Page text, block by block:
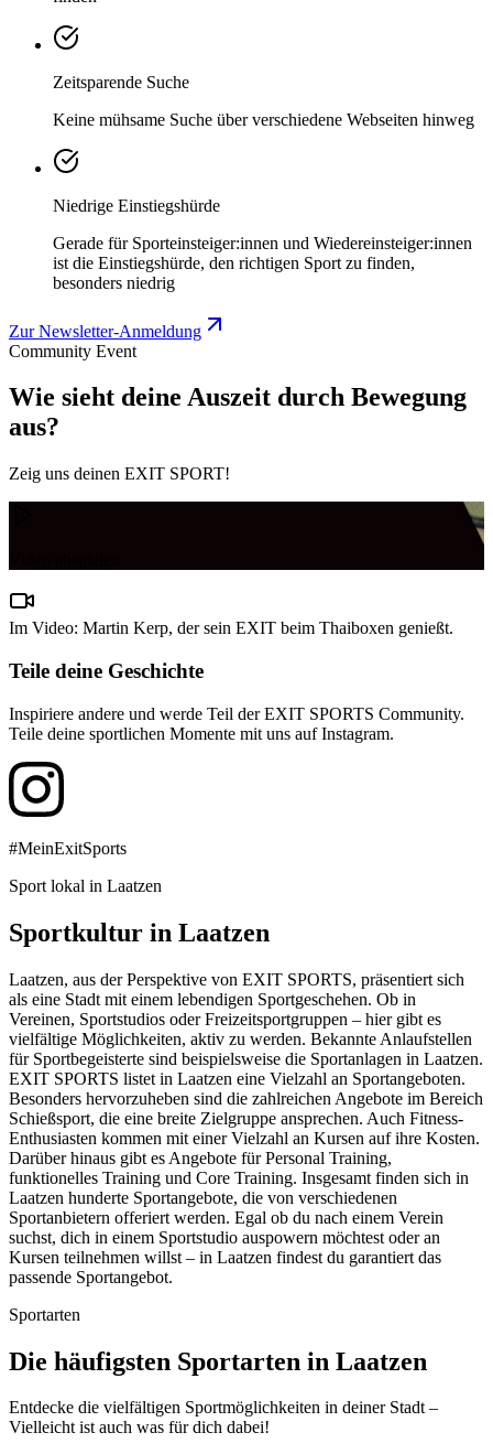
Zeitsparende Suche
Keine mühsame Suche über verschiedene Webseiten hinweg
Niedrige Einstiegshürde
Gerade für Sporteinsteiger:innen und Wiedereinsteiger:innen
ist die Einstiegshürde, den richtigen Sport zu finden,
besonders niedrig
Zur Newsletter-Anmeldung
Community Event
Wie sieht deine Auszeit durch Bewegung
aus?
Zeig uns deinen EXIT SPORT!
Im Video: Martin Kerp, der sein EXIT beim Thaiboxen genießt.
Teile deine Geschichte
Inspiriere andere und werde Teil der EXIT SPORTS Community.
Teile deine sportlichen Momente mit uns auf Instagram.
#MeinExitSports
Sport lokal in Laatzen
Sportkultur in Laatzen
Laatzen, aus der Perspektive von EXIT SPORTS, präsentiert sich
als eine Stadt mit einem lebendigen Sportgeschehen. Ob in
Vereinen, Sportstudios oder Freizeitsportgruppen – hier gibt es
vielfältige Möglichkeiten, aktiv zu werden. Bekannte Anlaufstellen
für Sportbegeisterte sind beispielsweise die Sportanlagen in Laatzen.
EXIT SPORTS listet in Laatzen eine Vielzahl an Sportangeboten.
Besonders hervorzuheben sind die zahlreichen Angebote im Bereich
Schießsport, die eine breite Zielgruppe ansprechen. Auch Fitness-
Enthusiasten kommen mit einer Vielzahl an Kursen auf ihre Kosten.
Darüber hinaus gibt es Angebote für Personal Training,
funktionelles Training und Core Training. Insgesamt finden sich in
Laatzen hunderte Sportangebote, die von verschiedenen
Sportanbietern offeriert werden. Egal ob du nach einem Verein
suchst, dich in einem Sportstudio auspowern möchtest oder an
Kursen teilnehmen willst – in Laatzen findest du garantiert das
passende Sportangebot.
Sportarten
Die häufigsten Sportarten in Laatzen
Entdecke die vielfältigen Sportmöglichkeiten in deiner Stadt –
Vielleicht ist auch was für dich dabei!